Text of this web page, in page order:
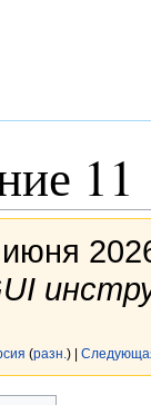
11
июня
(разн. ) |